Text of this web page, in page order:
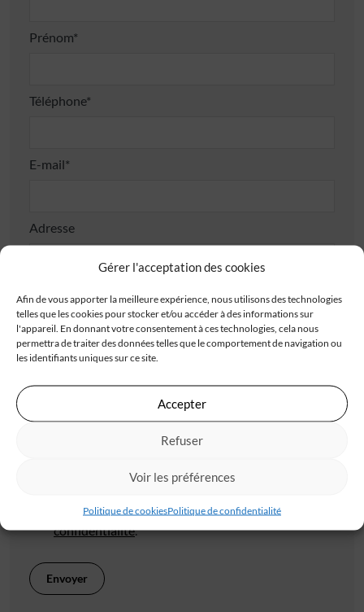
Gérer l'acceptation des cookies
Afin de vous apporter la meilleure expérience, nous utilisons des technologies
telles que les cookies pour stocker et/ou accéder à des informations sur
l'appareil. En donnant votre consentement à ces technologies, cela nous
permettra de traiter des données telles que le comportement de navigation ou
les identifiants uniques sur ce site.
Accepter
Refuser
Voir les préférences
Politique de cookiesPolitique de confidentialité
Prénom*
Téléphone*
E-mail*
Adresse
Code postal*
J'accepte de recevoir les offres d'IGC
Je valide avoir pris connaissance de lapolitique de
confidentialité.